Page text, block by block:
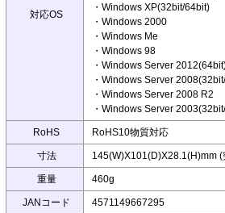
対応OS
・Windows XP(32bit/64bit)
・Windows 2000
・Windows Me
・Windows 98
・Windows Server
・Windows Server
・Windows Server 2008 R2
・Windows Server
RoHS RoHS10物質対応
寸法 145(W)X101(D)X28.1(H)mm
重量 460g
JANコード 4571149667295